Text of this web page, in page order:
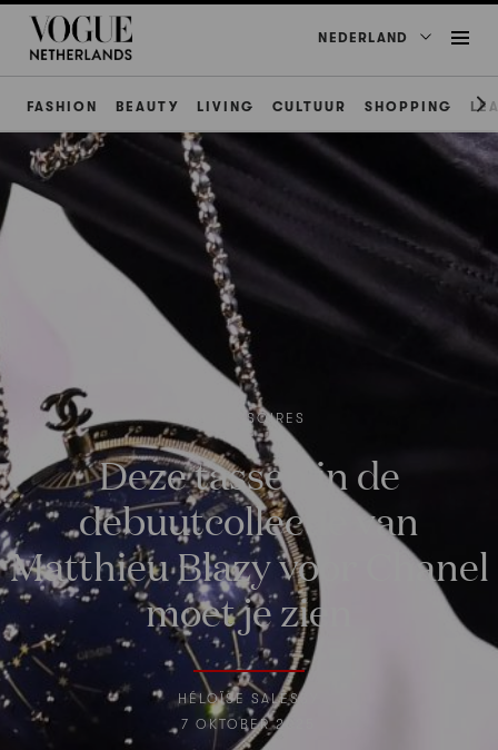
NEDERLAND
FASHION BEAUTY LIVING CULTUUR SHOPPING
ACCESSOIRES
Deze tassen in de
debuutcollectie van
Matthieu Blazy voor Chanel
moet je zien
HÉLOÏSE SALESSY
7 OKTOBER 2025